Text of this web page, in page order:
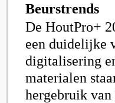
Beurstrends
De HoutPro+
een duidelijke
digitalisering
materialen
hergebruik van